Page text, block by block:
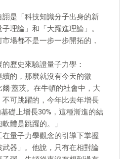
是「科技知識分子出身的新
理論」和「大躍進理論」。
場都不是一步一步開拓的，
歷史來驗證量子力學：
續的，那麼就沒有今天的微
·蓋茨。在牛頓的社會中，大
可跳躍的，今年比去年增長
礎上增長30%，這種漸進的結
體是跳躍的。」
量子力學觀念的引導下掌握
武器」。他說，只有在相對論